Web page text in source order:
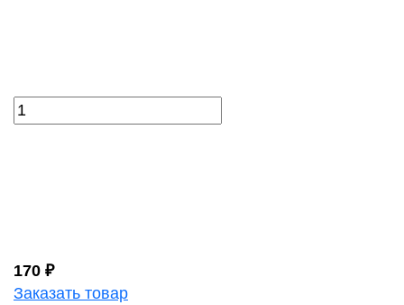
170 ₽
Заказать товар